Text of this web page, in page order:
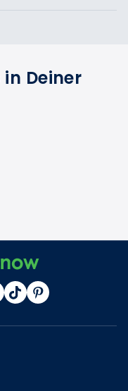
in Deiner